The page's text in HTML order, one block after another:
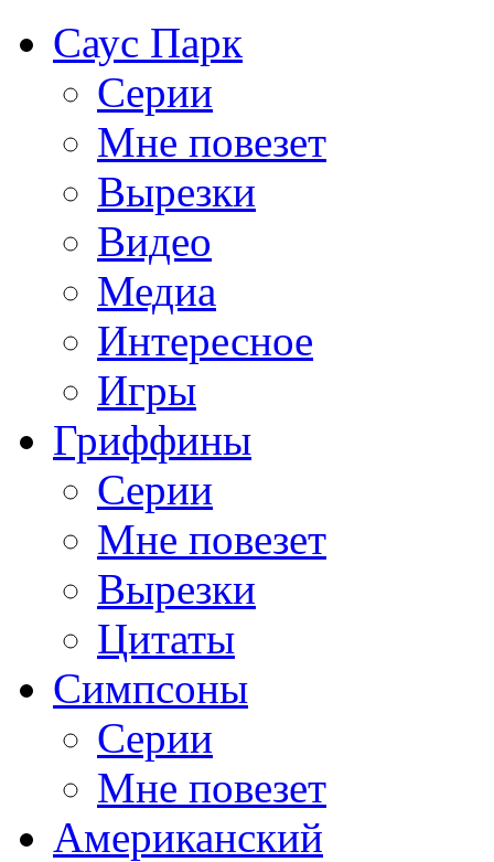
Саус Парк
Серии
Мне повезет
Вырезки
Видео
Медиа
Интересное
Игры
Гриффины
Серии
Мне повезет
Вырезки
Цитаты
Симпсоны
Серии
Мне повезет
Американский